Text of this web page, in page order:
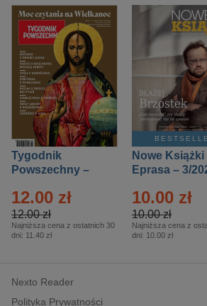
Tygodnik
Powszechny –
12.00 zł
12.00 zł
Najniższa cena z ostatnich 30
dni: 11.40 zł
Nowe Książki
Eprasa – 3/
10.00 zł
10.00 zł
Najniższa cena z
dni: 10.00 zł
Nexto Reader
Polityka Prywatności